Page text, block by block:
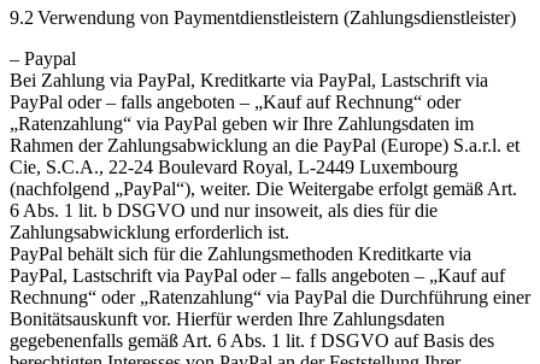
9.2 Verwendung von Paymentdienstleistern (Zahlungsdienstleister)
– Paypal
Bei Zahlung via PayPal, Kreditkarte via PayPal, Lastschrift via
PayPal oder – falls angeboten – „Kauf auf Rechnung“ oder
„Ratenzahlung“ via PayPal geben wir Ihre Zahlungsdaten im
Rahmen der Zahlungsabwicklung an die PayPal (Europe) S.a.r.l. et
Cie, S.C.A., 22-24 Boulevard Royal, L-2449 Luxembourg
(nachfolgend „PayPal“), weiter. Die Weitergabe erfolgt gemäß Art.
6 Abs. 1 lit. b DSGVO und nur insoweit, als dies für die
Zahlungsabwicklung erforderlich ist.
PayPal behält sich für die Zahlungsmethoden Kreditkarte via
PayPal, Lastschrift via PayPal oder – falls angeboten – „Kauf auf
Rechnung“ oder „Ratenzahlung“ via PayPal die Durchführung einer
Bonitätsauskunft vor. Hierfür werden Ihre Zahlungsdaten
gegebenenfalls gemäß Art. 6 Abs. 1 lit. f DSGVO auf Basis des